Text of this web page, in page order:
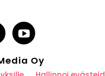
Oy